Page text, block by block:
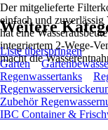
Der mitgelieferte
einfach und zuverlässig
hat eine
integriertem 2-Wege-
macht die
Weitere
Liste überspringen
Garten
Regenwassertanks
Zubehör
IBC Container &